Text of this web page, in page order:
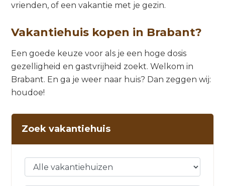
vrienden, of een vakantie met je gezin.
Vakantiehuis kopen in Brabant?
Een goede keuze voor als je een hoge dosis
gezelligheid en gastvrijheid zoekt. Welkom in
Brabant. En ga je weer naar huis? Dan zeggen wij:
houdoe!
Zoek vakantiehuis